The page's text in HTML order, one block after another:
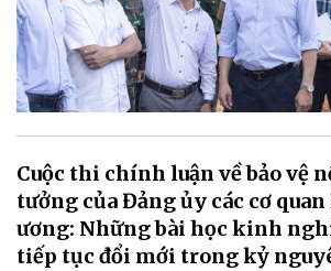
Cuộc thi chính luận về bảo vệ
tưởng của Đảng ủy các cơ
ương: Những bài học kinh
tiếp tục đổi mới trong kỷ